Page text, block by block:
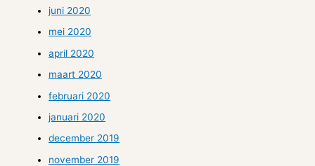
juni 2020
mei 2020
april 2020
maart 2020
februari 2020
januari 2020
december 2019
november 2019